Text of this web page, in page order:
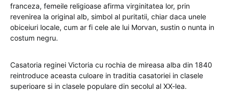
franceza, femeile religioase afirma virginitatea lor, prin
revenirea la original alb, simbol al puritatii, chiar daca unele
obiceiuri locale, cum ar fi cele ale lui Morvan, sustin o nunta in
costum negru.
Casatoria reginei Victoria cu rochia de mireasa alba din 1840
reintroduce aceasta culoare in traditia casatoriei in clasele
superioare si in clasele populare din secolul al XX-lea.